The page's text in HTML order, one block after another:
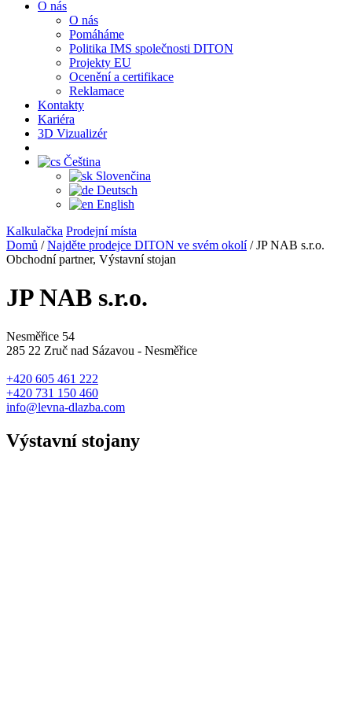
O nás
O nás
Pomáháme
Politika IMS společnosti DITON
Projekty EU
Ocenění a certifikace
Reklamace
Kontakty
Kariéra
3D Vizualizér
Čeština
Slovenčina
Deutsch
English
Kalkulačka Prodejní místa
Domů /Najděte prodejce DITON ve svém okolí/JP NAB s.r.o.
Obchodní partner, Výstavní stojan
JP NAB s.r.o.
Nesměřice 54
285 22 Zruč nad Sázavou - Nesměřice
+420 605 461 222
+420 731 150 460
info@levna-dlazba.com
Výstavní stojany